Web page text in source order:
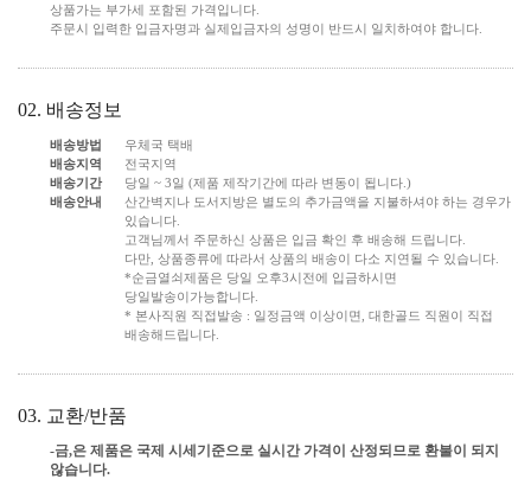
상품가는 부가세 포함된 가격입니다.
주문시 입력한 입금자명과 실제입금자의 성명이 반드시 일치하여야 합니다.
02. 배송정보
배송방법
우체국 택배
배송지역
전국지역
배송기간
당일 ~ 3일 (제품 제작기간에 따라 변동이 됩니다.)
배송안내
산간벽지나 도서지방은 별도의 추가금액을 지불하셔야 하는 경우가
있습니다.
고객님께서 주문하신 상품은 입금 확인 후 배송해 드립니다.
다만, 상품종류에 따라서 상품의 배송이 다소 지연될 수 있습니다.
*순금열쇠제품은 당일 오후3시전에 입금하시면
당일발송이가능합니다.
* 본사직원 직접발송 : 일정금액 이상이면, 대한골드 직원이 직접
배송해드립니다.
03. 교환/반품
-금,은 제품은 국제 시세기준으로 실시간 가격이 산정되므로 환불이 되지
않습니다.